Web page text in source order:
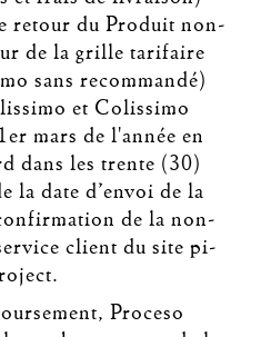
retour du Produit non-
de la grille tarifaire
sans recommandé)
et Colissimo
mars de l'année en
dans les trente (30)
la date d’envoi de la
de la non-
client du site pi-
Proceso